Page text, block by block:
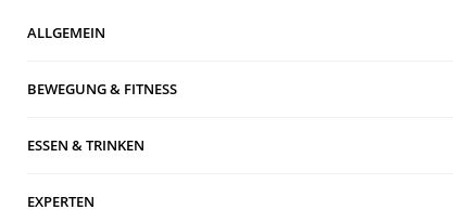
ALLGEMEIN
BEWEGUNG & FITNESS
ESSEN & TRINKEN
EXPERTEN